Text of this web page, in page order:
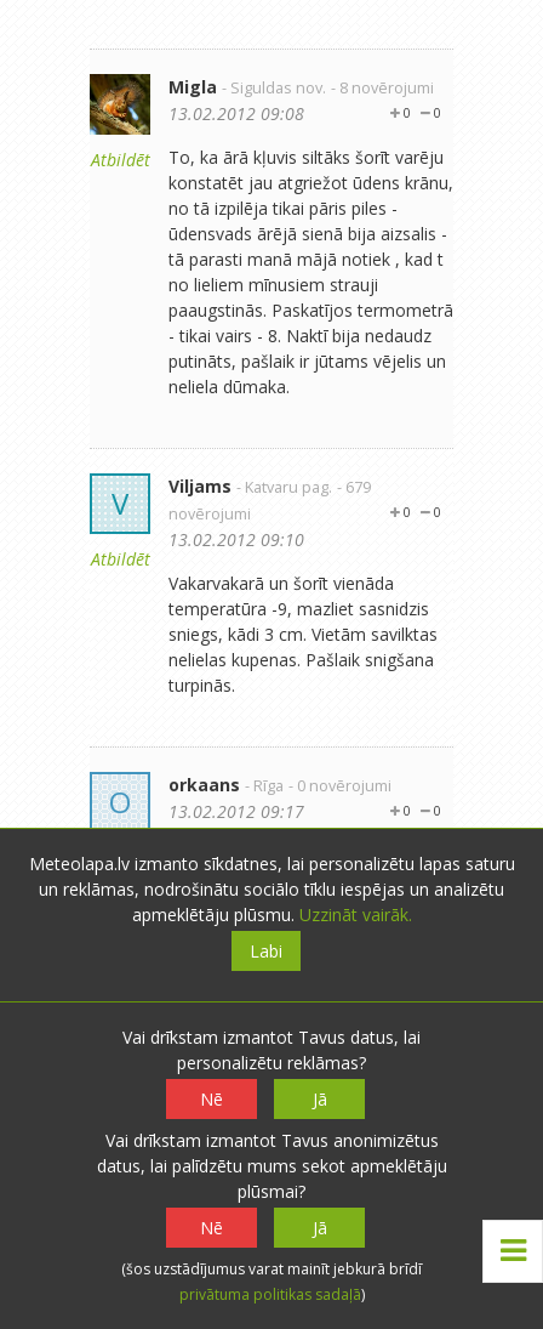
Atbildēt
Migla - Siguldas nov. - 8 novērojumi
0
0
13.02.2012 09:08
To, ka ārā kļuvis siltāks šorīt varēju
konstatēt jau atgriežot ūdens krānu,
no tā izpilēja tikai pāris piles -
ūdensvads ārējā sienā bija aizsalis -
tā parasti manā mājā notiek , kad t
no lieliem mīnusiem strauji
paaugstinās. Paskatījos termometrā
- tikai vairs - 8. Naktī bija nedaudz
putināts, pašlaik ir jūtams vējelis un
neliela dūmaka.
V
Atbildēt
Viljams - Katvaru pag. - 679
novērojumi
0
0
13.02.2012 09:10
Vakarvakarā un šorīt vienāda
temperatūra -9, mazliet sasnidzis
sniegs, kādi 3 cm. Vietām savilktas
nelielas kupenas. Pašlaik snigšana
turpinās.
O
Atbildēt
orkaans - Rīga - 0 novērojumi
0
0
13.02.2012 09:17
Turpmāk arī es varēšu informēt par
vēja ātrumu! Jo pilnībā esmu
salabojis anemometru, ko pirku 4
gadus atpakaļ! Izrādās, bija
jānomaina sīks slēdzītis, ko
santīmiem.
Nu jau otro nedēļu vēja ātruma
mērītājs kalpo bez aizķeršanās. No
Toma Teikas meteostacijas max.
vēja rādijumi atšķiras vidēji par 1-3
m/s. Novietots tas ir 10 m
augstumā, uz mājas jumta.
Tuvākajā laikā gan augstumu
palielināšu.
Šodien max. reģistrētās vēja
brāzmas ir 6 m/s.
Ja kādam interesē, tad man ir šāds
Meteolapa.lv izmanto sīkdatnes, lai personalizētu lapas saturu
un reklāmas, nodrošinātu sociālo tīklu iespējas un analizētu
apmeklētāju plūsmu. Uzzināt vairāk.
Labi
Vai drīkstam izmantot Tavus datus, lai
personalizētu reklāmas?
Nē
Jā
Vai drīkstam izmantot Tavus anonimizētus
datus, lai palīdzētu mums sekot apmeklētāju
plūsmai?
Nē
Jā
(šos uzstādījumus varat mainīt jebkurā brīdī
privātuma politikas sadaļā)